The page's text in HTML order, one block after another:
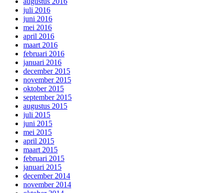
juli 2016
juni 2016
mei 2016
april 2016
maart 2016
februari 2016
januari 2016
december 2015
november 2015
oktober 2015
september 2015
augustus 2015
juli 2015
juni 2015
mei 2015
april 2015
maart 2015
februari 2015
januari 2015
december 2014
november 2014